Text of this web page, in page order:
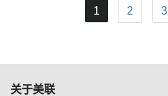
1 2 3
关于美联